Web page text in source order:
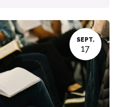
SEPT.
17